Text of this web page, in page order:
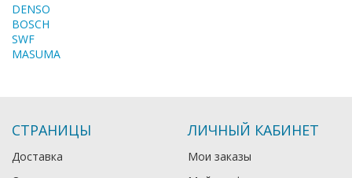
DENSO
BOSCH
SWF
MASUMA
СТРАНИЦЫ
Доставка
ЛИЧНЫЙ КАБИНЕТ
Мои заказы